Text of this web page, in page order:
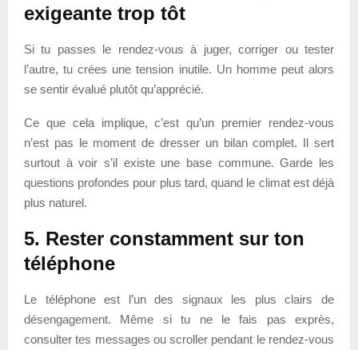
exigeante trop tôt
Si tu passes le rendez-vous à juger, corriger ou tester
l’autre, tu crées une tension inutile. Un homme peut alors
se sentir évalué plutôt qu’apprécié.
Ce que cela implique, c’est qu’un premier rendez-vous
n’est pas le moment de dresser un bilan complet. Il sert
surtout à voir s’il existe une base commune. Garde les
questions profondes pour plus tard, quand le climat est déjà
plus naturel.
5. Rester constamment sur ton
téléphone
Le téléphone est l’un des signaux les plus clairs de
désengagement. Même si tu ne le fais pas exprès,
consulter tes messages ou scroller pendant le rendez-vous